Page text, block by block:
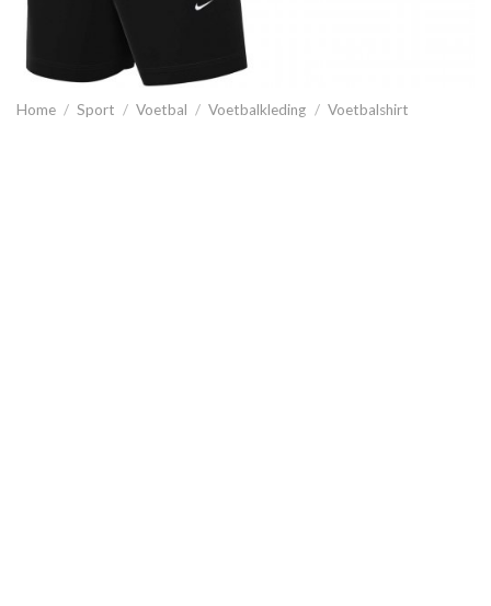
Home / Sport / Voetbal / Voetbalkleding / Voetbalshirt